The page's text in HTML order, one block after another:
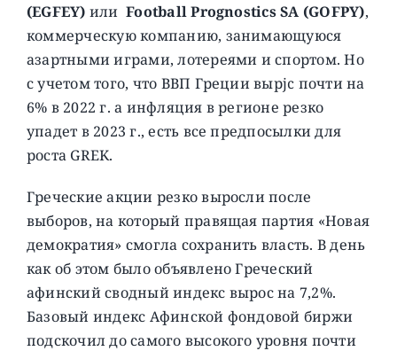
(EGFEY) илиFootball Prognostics SA (GOFPY),
коммерческую компанию, занимающуюся
азартными играми, лотереями и спортом. Но
с учетом того, что ВВП Греции вырjc почти на
6% в 2022 г. а инфляция в регионе резко
упадет в 2023 г., есть все предпосылки для
роста GREK.
Греческие акции резко выросли после
выборов, на который правящая партия «Новая
демократия» смогла сохранить власть. В день
как об этом было объявлено Греческий
афинский сводный индекс вырос на 7,2%.
Базовый индекс Афинской фондовой биржи
подскочил до самого высокого уровня почти